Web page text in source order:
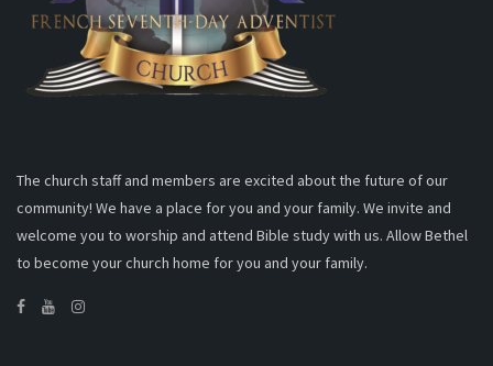
The church staff and members are excited about the future of our
community! We have a place for you and your family. We invite and
welcome you to worship and attend Bible study with us. Allow Bethel
to become your church home for you and your family.